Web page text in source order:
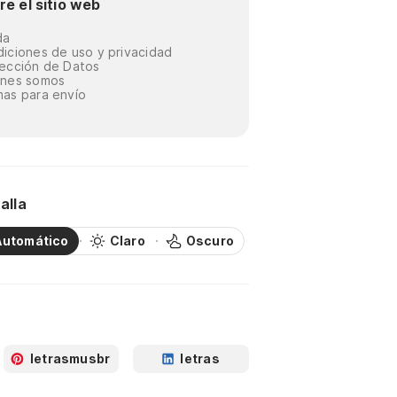
el sitio web
de uso y privacidad
de Datos
somos
para envío
Claro Oscuro
letrasmusbr letras